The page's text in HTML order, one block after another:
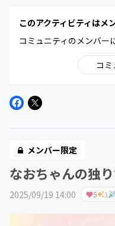
このアクティビティはメ
コミュニティのメンバー
コミ
メンバー限定
なおちゃんの独
2025/09/19 14:00 5 1